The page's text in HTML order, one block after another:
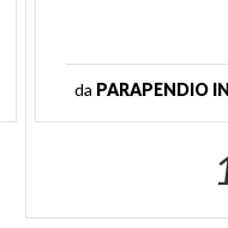
da PARAPENDIO